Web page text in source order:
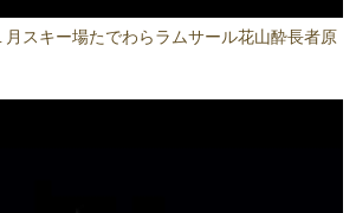
月スキー場たでわらラムサール花山酔長者原